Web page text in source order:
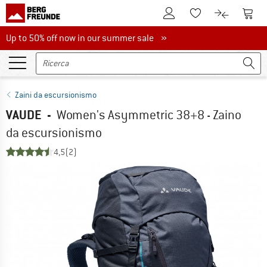
Al conto clienteAlla lista
Al Al
Up to 50% off now in our summer sale
Up to 50% off now in our summer sale »
Zaini da escursionismo
VAUDE - Women's Asymmetric 38+8 - Zaino
da escursionismo
4,5(2)